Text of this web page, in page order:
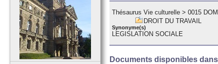
Thésaurus Vie culturelle >0015
DROIT DU TRAVAIL
Synonyme(s)
LEGISLATION SOCIALE
Documents disponibles